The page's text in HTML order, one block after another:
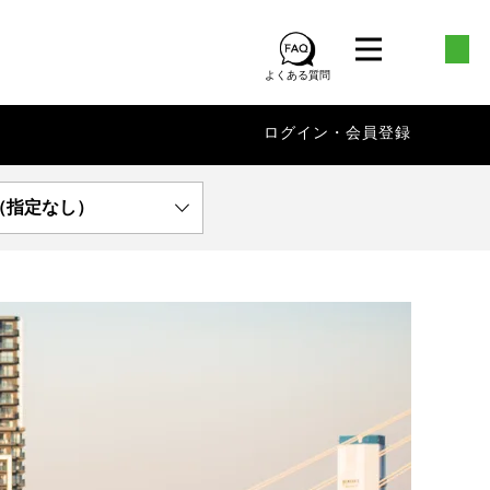
よくある質問
ログイン・会員登録
定なし）